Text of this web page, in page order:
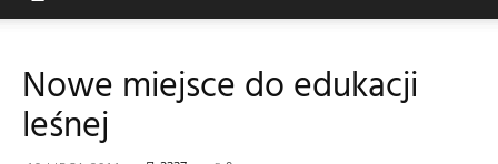
Nowe miejsce do edukacji
leśnej